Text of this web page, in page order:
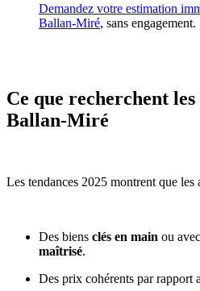
Demandez votre estimation
Ballan-Miré, sans engagement.
Ce que recherchent
Ballan-Miré
Les tendances 2025 montrent que les
Des biens clés en main ou
maîtrisé.
Des prix cohérents par rapport